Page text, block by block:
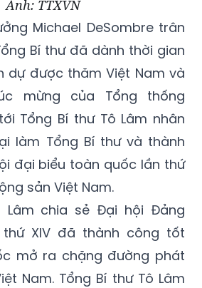
Ảnh: TTXVN
Michael DeSombre trân
Bí thư đã dành thời gian
dự được thăm Việt Nam và
mừng của Tổng thống
Tổng Bí thư Tô Lâm nhân
làm Tổng Bí thư và thành
đại biểu toàn quốc lần thứ
sản Việt Nam.
Lâm chia sẻ Đại hội Đảng
XIV đã thành công tốt
mở ra chặng đường phát
Nam. Tổng Bí thư Tô Lâm